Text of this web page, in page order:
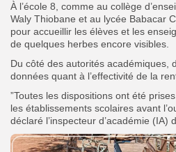
À l’école 8, comme au collège
Waly Thiobane et au lycée Babacar
pour accueillir les élèves et les
de quelques herbes encore visibles.
Du côté des autorités académiques,
données quant à l’effectivité de la
”Toutes les dispositions ont été
les établissements scolaires avant
déclaré l’inspecteur d’académie (IA)